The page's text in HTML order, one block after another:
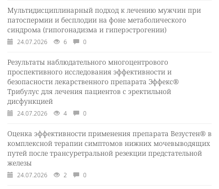
Мультидисциплинарный подход к лечению мужчин при
патоспермии и бесплодии на фоне метаболического
синдрома (гипогонадизма и гиперэстрогении)
24.07.2026 6 0
Результаты наблюдательного многоцентрового
проспективного исследования эффективности и
безопасности лекарственного препарата Эффекс®
Трибулус для лечения пациентов с эректильной
дисфункцией
24.07.2026 4 0
Оценка эффективности применения препарата Везустен® в
комплексной терапии симптомов нижних мочевыводящих
путей после трансуретральной резекции предстательной
железы
24.07.2026 2 0